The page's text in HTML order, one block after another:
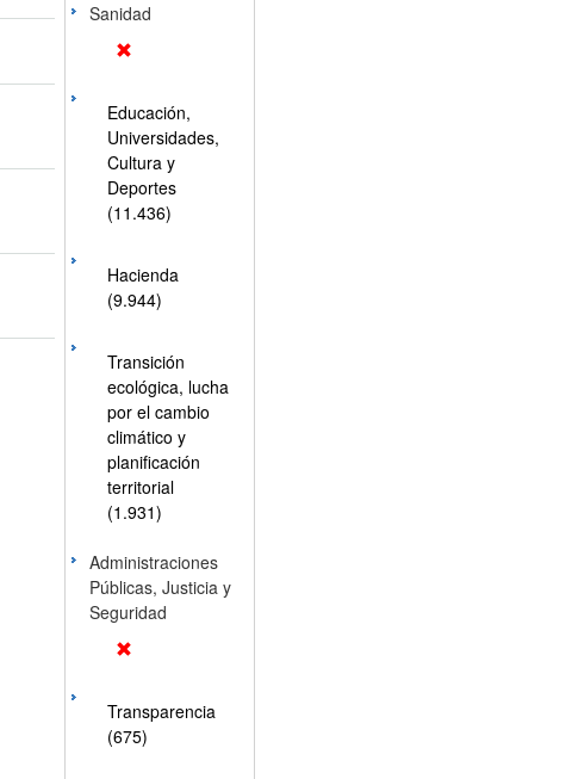
Sanidad
Educación,
Universidades,
Cultura y
Deportes
(11.436)
Hacienda
(9.944)
Transición
ecológica, lucha
por el cambio
climático y
planificación
territorial
(1.931)
Administraciones
Públicas, Justicia y
Seguridad
Transparencia
(675)